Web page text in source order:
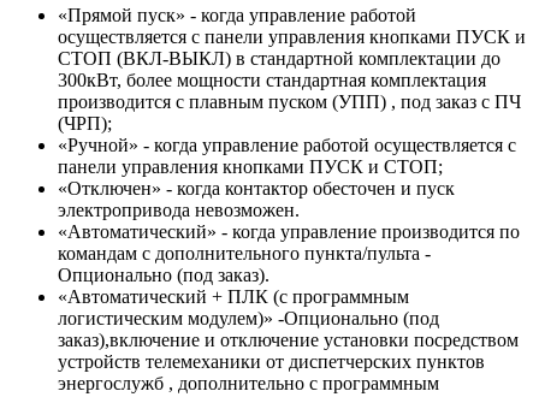
«Прямой пуск» - когда управление работой
осуществляется с панели управления кнопками ПУСК и
СТОП (ВКЛ-ВЫКЛ) в стандартной комплектации до
300кВт, более мощности стандартная комплектация
производится с плавным пуском (УПП) , под заказ с ПЧ
(ЧРП);
«Ручной» - когда управление работой осуществляется с
панели управления кнопками ПУСК и СТОП;
«Отключен» - когда контактор обесточен и пуск
электропривода невозможен.
«Автоматический» - когда управление производится по
командам с дополнительного пункта/пульта -
Опционально (под заказ).
«Автоматический + ПЛК (с программным
логистическим модулем)» -Опционально (под
заказ),включение и отключение установки посредством
устройств телемеханики от диспетчерских пунктов
энергослужб , дополнительно с программным